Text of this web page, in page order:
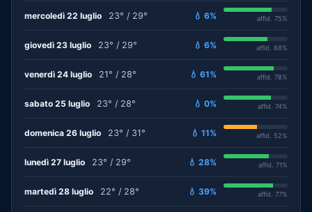
mercoledì 22 luglio 23° / 29° 💧 6% affid. 75%
giovedì 23 luglio 23° / 29° 💧 6% affid. 68%
venerdì 24 luglio 21° / 28° 💧 61% affid. 78%
sabato 25 luglio 23° / 28° 💧 0% affid. 74%
domenica 26 luglio 23° / 31° 💧 11% affid. 52%
lunedì 27 luglio 23° / 29° 💧 28% affid. 71%
martedì 28 luglio 22° / 28° 💧 39% affid. 77%